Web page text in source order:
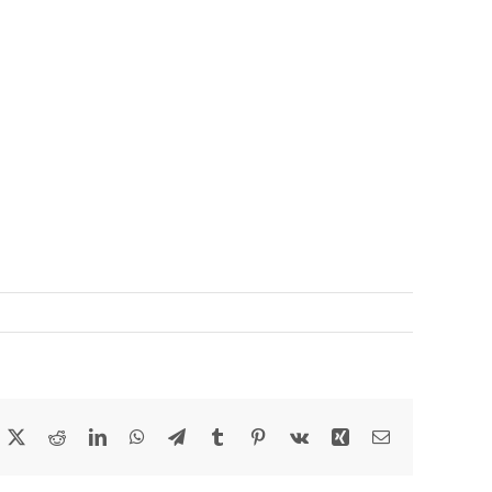
Reddit LinkedInWhatsAppTelegram
TumblrPinterest
Vk Xing